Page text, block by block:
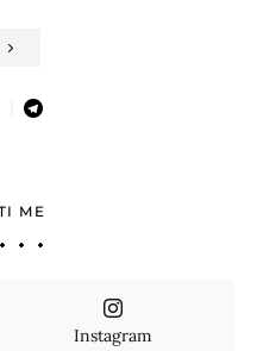
ME
Instagram